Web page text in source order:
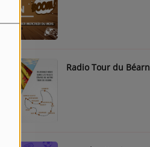
Radio Tour du Béarn